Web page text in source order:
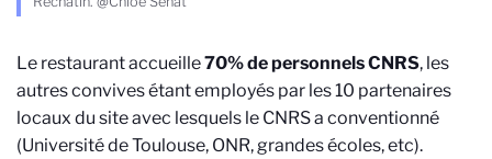
Le restaurant accueille70% de personnels CNRS, les
autres convives étant employés par les 10 partenaires
locaux du site avec lesquels le CNRS a conventionné
(Université de Toulouse, ONR, grandes écoles, etc).